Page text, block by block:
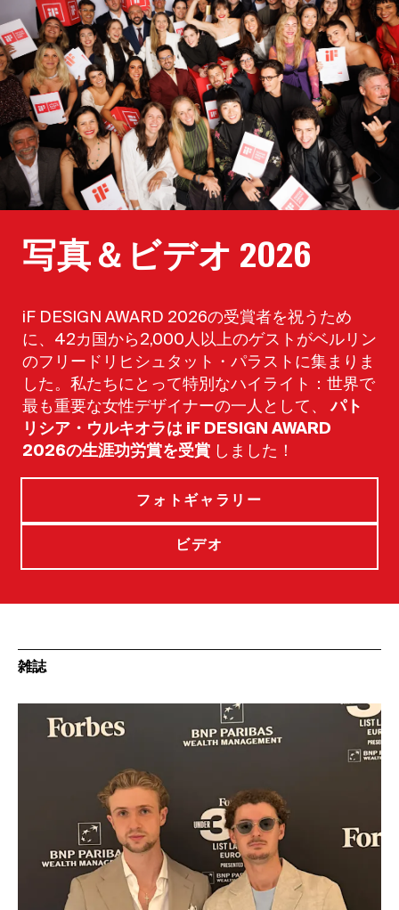
写真＆ビデオ 2026
iF DESIGN AWARD 2026の受賞者を祝うため
に、42カ国から2,000人以上のゲストがベルリン
のフリードリヒシュタット・パラストに集まりま
した。私たちにとって特別なハイライト：世界で
最も重要な女性デザイナーの一人として、パト
リシア・ウルキオラは iF DESIGN AWARD
2026の生涯功労賞を受賞 しました！
フォトギャラリー
ビデオ
雑誌